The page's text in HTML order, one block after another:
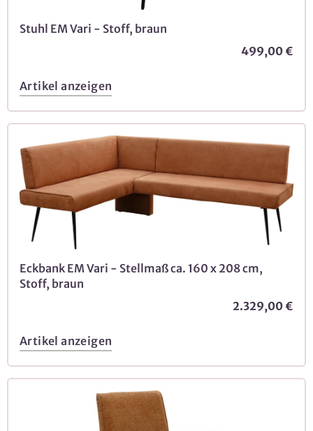
Stuhl EM Vari - Stoff, braun
499,00 €
Artikel anzeigen
Eckbank EM Vari - Stellmaß ca. 160 x 208 cm,
Stoff, braun
2.329,00 €
Artikel anzeigen